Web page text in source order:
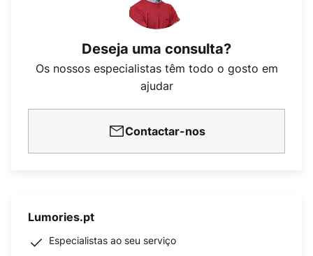
Deseja uma consulta?
Os nossos especialistas têm todo o gosto em
ajudar
Contactar-nos
Lumories.pt
Especialistas ao seu serviço